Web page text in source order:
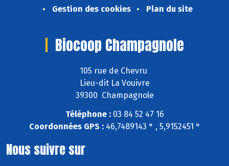
Gestion des cookies
Plan du site
Biocoop Champagnole
105 rue de Chevru
Lieu-dit La Vouivre
39300 Champagnole
Téléphone :03 84 52 47 16
Coordonnées GPS :46,7489143 ° , 5,9152451 °
Nous suivre sur